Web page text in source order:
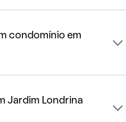
condomínio em
Jardim Londrina